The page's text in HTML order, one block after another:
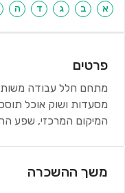
א ב ג ד ה
פרטים
מתחם חלל עבודה משותף
מסעדות ושוק אוכל
המיקום המרכזי, שפע
משך ההשכרה